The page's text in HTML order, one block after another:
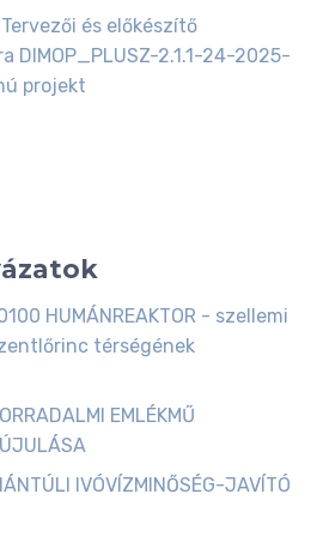
és előkészítő
DIMOP_PLUSZ-2.1.1-24-2025-
projekt
HUMÁNREAKTOR - szellemi
térségének
EMLÉKMŰ
IVÓVÍZMINŐSÉG-JAVÍTÓ